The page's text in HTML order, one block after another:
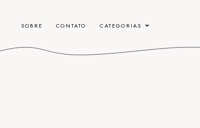
SOBRE CONTATO CATEGORIAS